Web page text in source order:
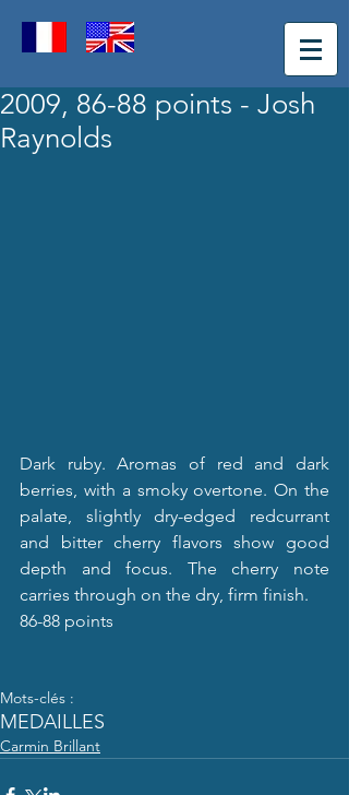
2009, 86-88 points - Josh
Raynolds
Dark ruby. Aromas of red and dark
berries, with a smoky overtone. On the
palate, slightly dry-edged redcurrant
and bitter cherry flavors show good
depth and focus. The cherry note
carries through on the dry, firm finish.
86-88 points
Mots-clés :
MEDAILLES
Carmin Brillant